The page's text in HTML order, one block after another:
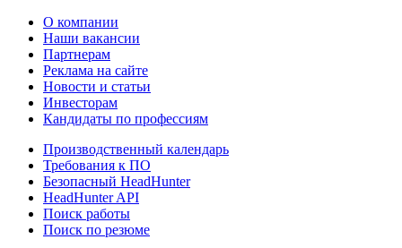
О компании
Наши вакансии
Партнерам
Реклама на сайте
Новости и статьи
Инвесторам
Кандидаты по профессиям
Производственный календарь
Требования к ПО
Безопасный HeadHunter
HeadHunter API
Поиск работы
Поиск по резюме